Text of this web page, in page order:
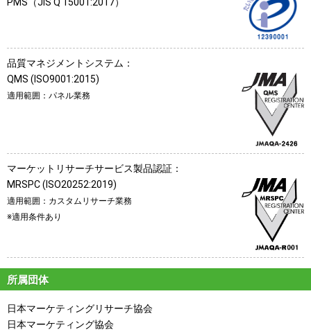
品質マネジメントシステム：
QMS (ISO9001:2015)
適用範囲：パネル業務
マーケットリサーチサービス製品認証：
MRSPC (ISO20252:2019)
適用範囲：カスタムリサーチ業務
※適用条件あり
所属団体
日本マーケティングリサーチ協会
日本マーケティング協会